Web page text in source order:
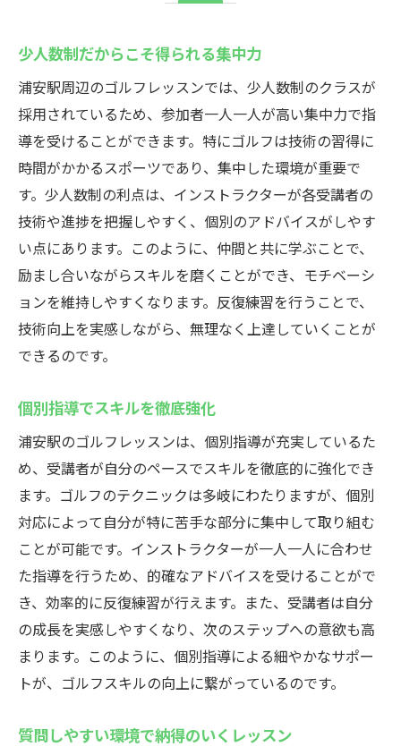
少人数制だからこそ得られる集中力
浦安駅周辺のゴルフレッスンでは、少人数制のクラスが
採用されているため、参加者一人一人が高い集中力で指
導を受けることができます。特にゴルフは技術の習得に
時間がかかるスポーツであり、集中した環境が重要で
す。少人数制の利点は、インストラクターが各受講者の
技術や進捗を把握しやすく、個別のアドバイスがしやす
い点にあります。このように、仲間と共に学ぶことで、
励まし合いながらスキルを磨くことができ、モチベーシ
ョンを維持しやすくなります。反復練習を行うことで、
技術向上を実感しながら、無理なく上達していくことが
できるのです。
個別指導でスキルを徹底強化
浦安駅のゴルフレッスンは、個別指導が充実しているた
め、受講者が自分のペースでスキルを徹底的に強化でき
ます。ゴルフのテクニックは多岐にわたりますが、個別
対応によって自分が特に苦手な部分に集中して取り組む
ことが可能です。インストラクターが一人一人に合わせ
た指導を行うため、的確なアドバイスを受けることがで
き、効率的に反復練習が行えます。また、受講者は自分
の成長を実感しやすくなり、次のステップへの意欲も高
まります。このように、個別指導による細やかなサポー
トが、ゴルフスキルの向上に繋がっているのです。
質問しやすい環境で納得のいくレッスン